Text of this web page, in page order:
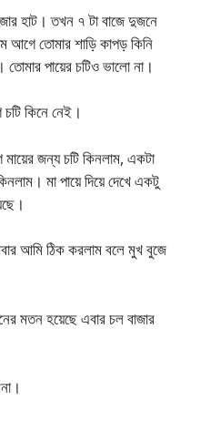
হাট। তখন ৭ টা বাজে দুজনে
আগে তোমার শাড়ি কাপড় কিনি
তোমার পায়ের চটিও ভালো না।
কিনে নেই।
জন্য চটি কিনলাম, একটা
মা পায়ে দিয়ে দেখে একটু
আমি ঠিক করলাম বলে মুখ বুজে
মতন হয়েছে এবার চল বাজার